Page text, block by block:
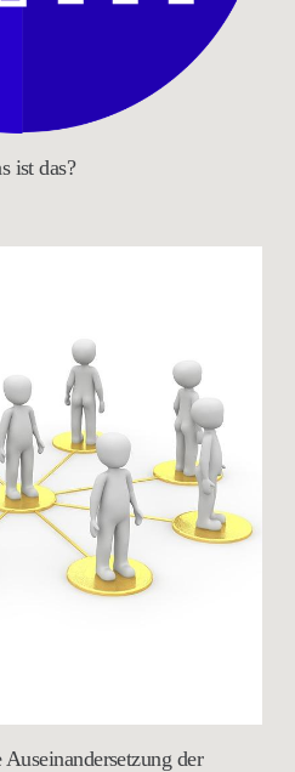
ist das?
der